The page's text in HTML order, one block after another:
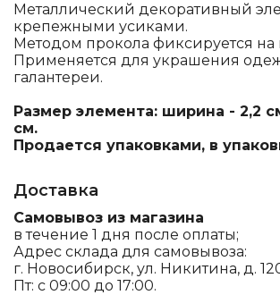
Металлический декоративный
крепежными усиками.
Методом прокола фиксируется на
Применяется для украшения
галантереи.
Размер элемента: ширина - 2,2
см.
Продается упаковками, в
Доставка
Самовывоз из магазина
в течение 1 дня после оплаты;
Адрес склада для самовывоза:
г. Новосибирск, ул. Никитина, д.
Пт: с 09:00 до 17:00.